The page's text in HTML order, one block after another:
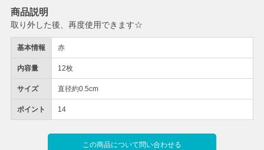
基本情報 赤
内容量 12枚
サイズ 直径約0.5cm
ポイント 14
この商品について問い合わせる
商品説明
取り外した後、再度使用できます☆